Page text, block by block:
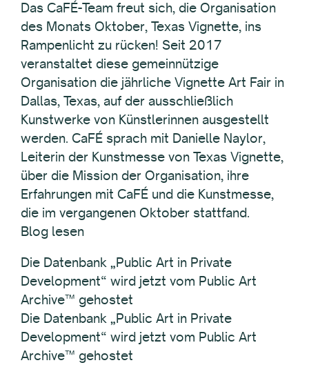
Das CaFÉ-Team freut sich, die Organisation
des Monats Oktober, Texas Vignette, ins
Rampenlicht zu rücken! Seit 2017
veranstaltet diese gemeinnützige
Organisation die jährliche Vignette Art Fair in
Dallas, Texas, auf der ausschließlich
Kunstwerke von Künstlerinnen ausgestellt
werden. CaFÉ sprach mit Danielle Naylor,
Leiterin der Kunstmesse von Texas Vignette,
über die Mission der Organisation, ihre
Erfahrungen mit CaFÉ und die Kunstmesse,
die im vergangenen Oktober stattfand.
Blog lesen
Die Datenbank „Public Art in Private
Development“ wird jetzt vom Public Art
Archive™ gehostet
Die Datenbank „Public Art in Private
Development“ wird jetzt vom Public Art
Archive™ gehostet